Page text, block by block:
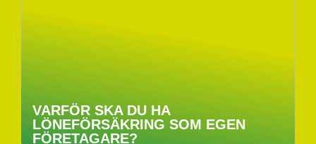
VARFÖR SKA DU HA
LÖNEFÖRSÄKRING SOM EGEN
FÖRETAGARE?